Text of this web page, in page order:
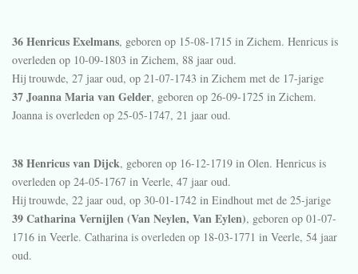
36 Henricus Exelmans, geboren op 15-08-1715 in Zichem. Henricus is
overleden op 10-09-1803 in Zichem, 88 jaar oud.
Hij trouwde, 27 jaar oud, op 21-07-1743 in Zichem met de 17-jarige
37 Joanna Maria van Gelder, geboren op 26-09-1725 in Zichem.
Joanna is overleden op 25-05-1747, 21 jaar oud.
38 Henricus van Dijck, geboren op 16-12-1719 in Olen. Henricus is
overleden op 24-05-1767 in Veerle, 47 jaar oud.
Hij trouwde, 22 jaar oud, op 30-01-1742 in Eindhout met de 25-jarige
39 Catharina Vernijlen (Van Neylen, Van Eylen), geboren op 01-07-
1716 in Veerle. Catharina is overleden op 18-03-1771 in Veerle, 54 jaar
oud.